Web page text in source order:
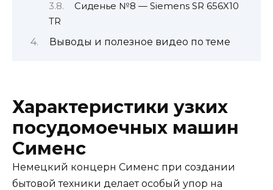
Сиденье №8 — Siemens SR 656X10
TR
Выводы и полезное видео по теме
Характеристики узких
посудомоечных машин
Сименс
Немецкий концерн Сименс при создании
бытовой техники делает особый упор на